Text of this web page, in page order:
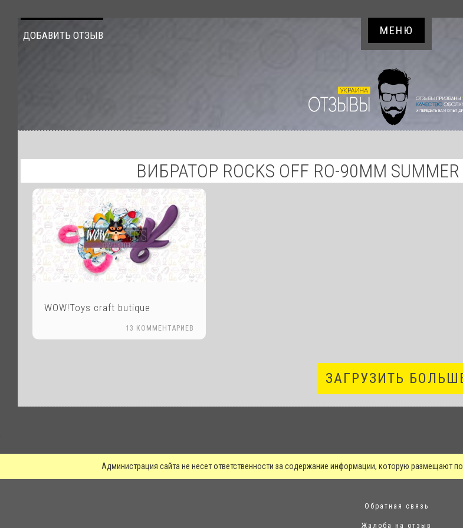
ДОБАВИТЬ ОТЗЫВ МЕНЮ
ВИБРАТОР ROCKS OFF RO-90MM SUMMER
WOW!Toys craft butique
13 КОММЕНТАРИЕВ
ЗАГРУЗИТЬ
Администрация сайта не несет ответственности за содержание информации, которую размещают
Обратная связь
Жалоба на отзыв